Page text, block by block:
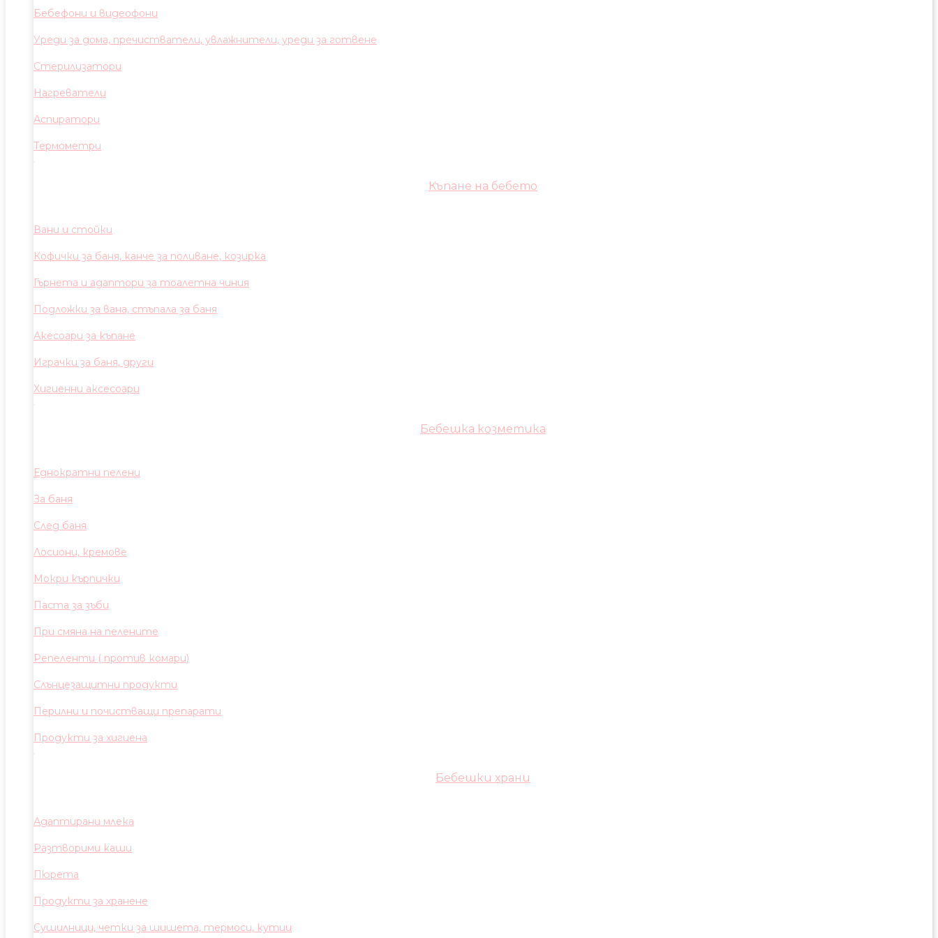
Бебефони и видеофони
Уреди за дома, пречистватели, увлажнители, уреди за готвене
Стерилизатори
Нагреватели
Аспиратори
Термометри
Къпане на бебето
Вани и стойки
Кофички за баня, канче за поливане, козирка
Гърнета и адаптори за тоалетна чиния
Подложки за вана, стъпала за баня
Акесоари за къпане
Играчки за баня, други
Хигиенни аксесоари
Бебешка козметика
Еднократни пелени
За баня
След баня
Лосиони, кремове
Мокри кърпички
Паста за зъби
При смяна на пелените
Репеленти ( против комари)
Слънцезащитни продукти
Перилни и почистващи препарати
Продукти за хигиена
Бебешки храни
Адаптирани млека
Разтворими каши
Пюрета
Продукти за хранене
Сушилници, четки за шишета, термоси, кутии